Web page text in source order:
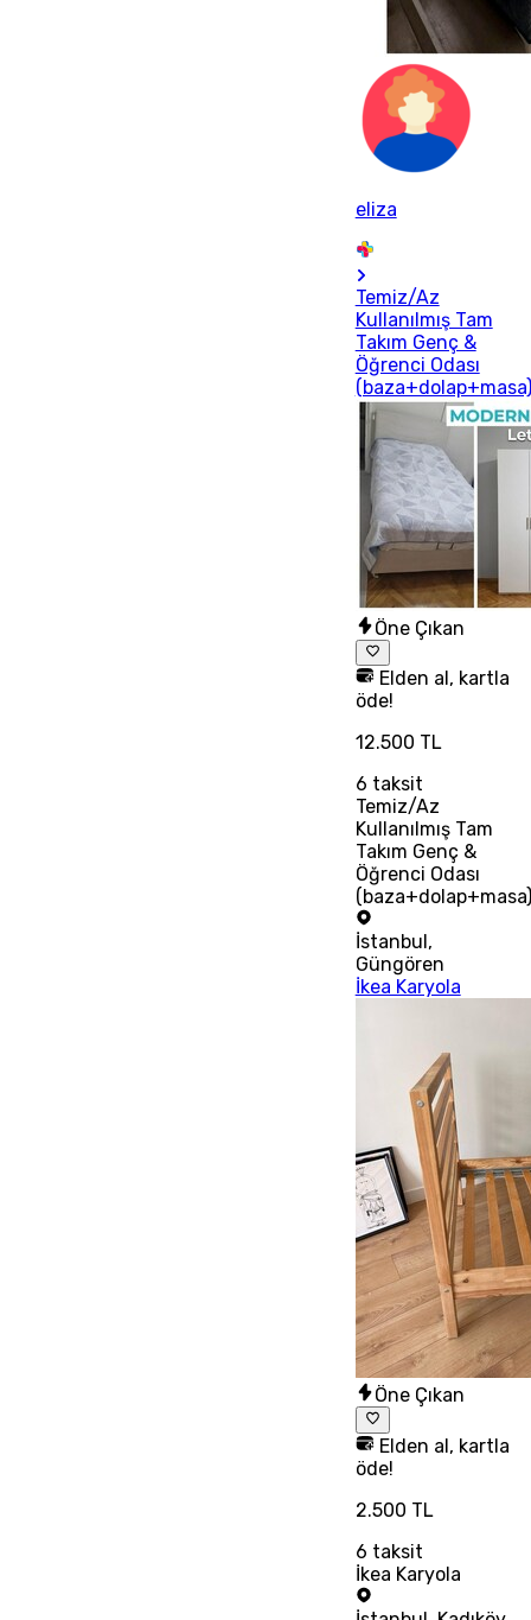
eliza
Temiz/Az
Kullanılmış Tam
Takım Genç &
Öğrenci Odası
(baza+dolap+masa)
Öne Çıkan
Elden al, kartla
öde!
12.500 TL
6 taksit
Temiz/Az
Kullanılmış Tam
Takım Genç &
Öğrenci Odası
(baza+dolap+masa)
İstanbul ,
Güngören
İkea Karyola
Öne Çıkan
Elden al, kartla
öde!
2.500 TL
6 taksit
İkea Karyola